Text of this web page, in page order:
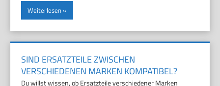
Weiterlesen
SIND ERSATZTEILE ZWISCHEN
VERSCHIEDENEN MARKEN KOMPATIBEL?
Du willst wissen, ob Ersatzteile verschiedener Marken